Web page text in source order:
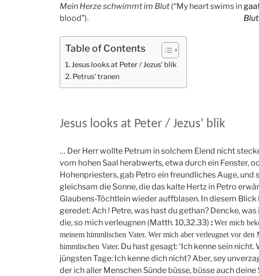
Mein Herze schwimmt im Blut (“My heart swims in
blood”).
Blut.
Table of Contents
Jesus looks at Peter / Jezus’ blik
Petrus’ tranen
Jesus looks at Peter / Jezus’ blik
… Der Herr wollte Petrum in solchem Elend nicht
vom hohen Saal herabwerts, etwa durch ein Fenster,
Hohenpriesters, gab Petro ein freundliches Auge, und
gleichsam die Sonne, die das kalte Hertz in Petro
Glaubens-Töchtlein wieder auffblasen. In diesem
geredet: Ach ! Petre, was hast du gethan? Dencke,
die, so mich verleugnen (Matth. 10,32.33) :Wer mich
meinem himmlischen Vater. Wer mich aber verleugnet vor
himmlischen Vater. Du hast gesagt: ‘Ich kenne sein
jüngsten Tage: Ich kenne dich nicht? Aber, sey
der ich aller Menschen Sünde büsse, büsse auch